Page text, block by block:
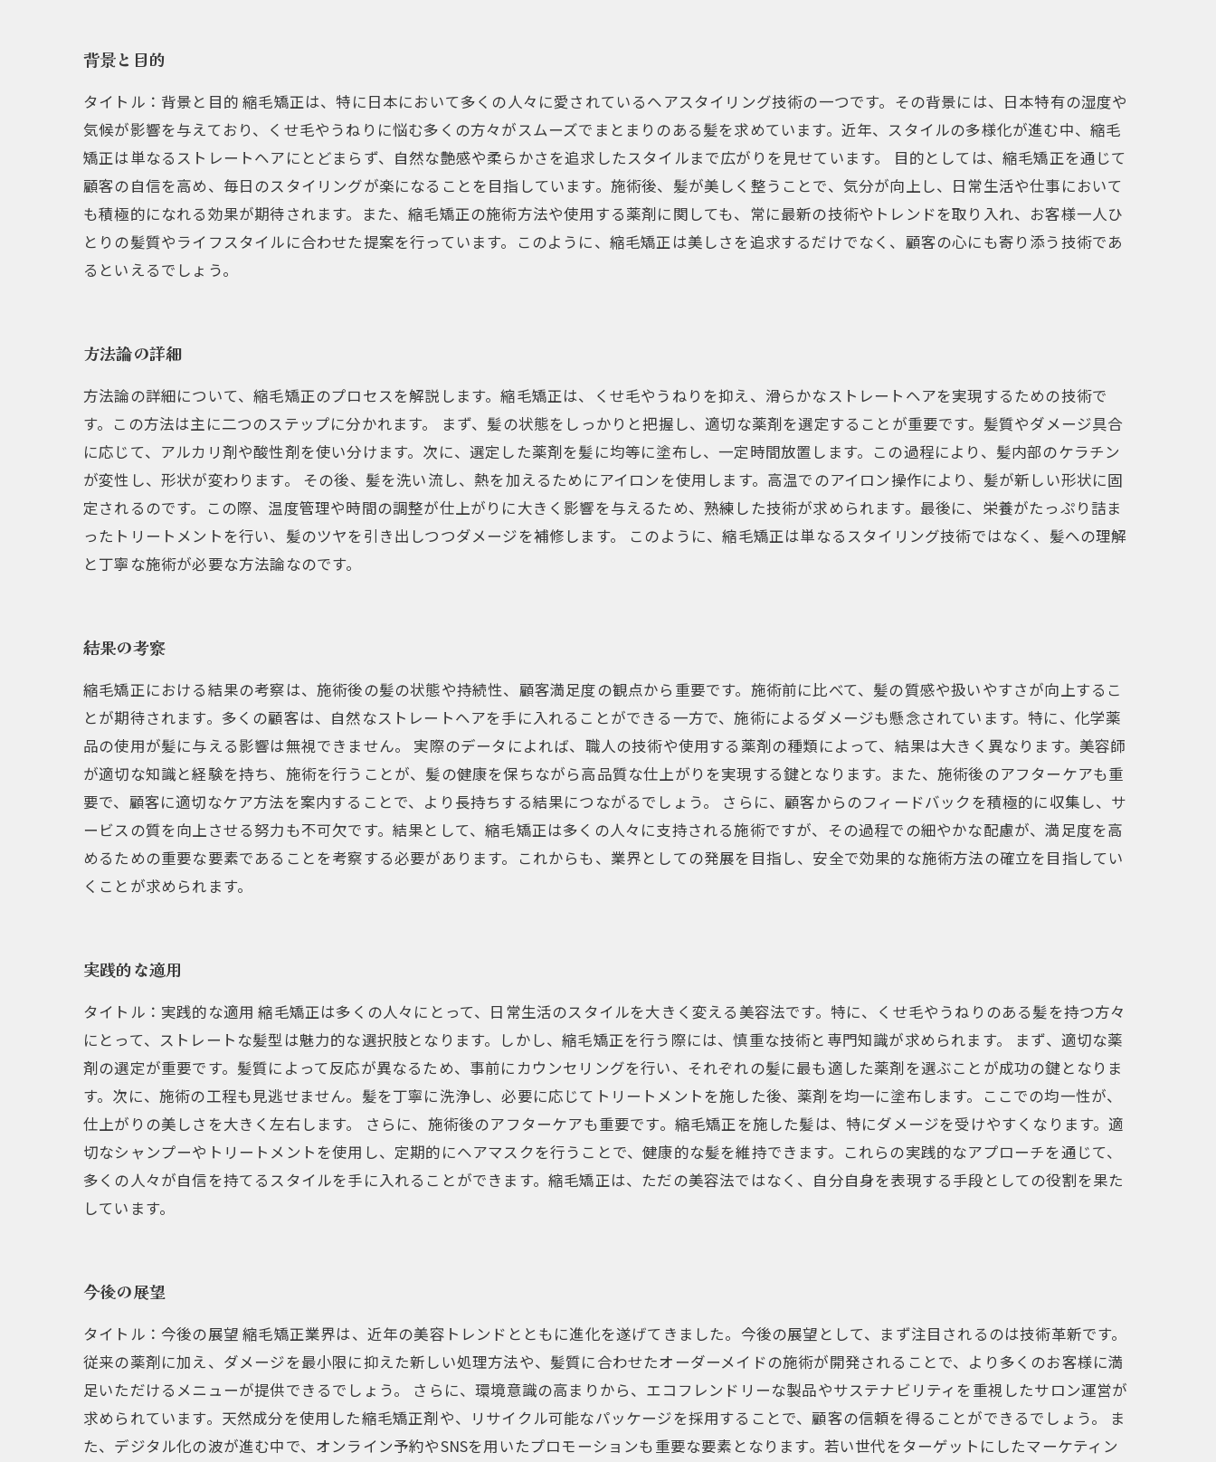
背景と目的
タイトル：背景と目的 縮毛矯正は、特に日本において多くの人々に愛されているヘアスタイリング技術の一つです。その背景には、日本特有の湿度や
気候が影響を与えており、くせ毛やうねりに悩む多くの方々がスムーズでまとまりのある髪を求めています。近年、スタイルの多様化が進む中、縮毛
矯正は単なるストレートヘアにとどまらず、自然な艶感や柔らかさを追求したスタイルまで広がりを見せています。 目的としては、縮毛矯正を通じて
顧客の自信を高め、毎日のスタイリングが楽になることを目指しています。施術後、髪が美しく整うことで、気分が向上し、日常生活や仕事において
も積極的になれる効果が期待されます。また、縮毛矯正の施術方法や使用する薬剤に関しても、常に最新の技術やトレンドを取り入れ、お客様一人ひ
とりの髪質やライフスタイルに合わせた提案を行っています。このように、縮毛矯正は美しさを追求するだけでなく、顧客の心にも寄り添う技術であ
るといえるでしょう。
方法論の詳細
方法論の詳細について、縮毛矯正のプロセスを解説します。縮毛矯正は、くせ毛やうねりを抑え、滑らかなストレートヘアを実現するための技術で
す。この方法は主に二つのステップに分かれます。 まず、髪の状態をしっかりと把握し、適切な薬剤を選定することが重要です。髪質やダメージ具合
に応じて、アルカリ剤や酸性剤を使い分けます。次に、選定した薬剤を髪に均等に塗布し、一定時間放置します。この過程により、髪内部のケラチン
が変性し、形状が変わります。 その後、髪を洗い流し、熱を加えるためにアイロンを使用します。高温でのアイロン操作により、髪が新しい形状に固
定されるのです。この際、温度管理や時間の調整が仕上がりに大きく影響を与えるため、熟練した技術が求められます。最後に、栄養がたっぷり詰ま
ったトリートメントを行い、髪のツヤを引き出しつつダメージを補修します。 このように、縮毛矯正は単なるスタイリング技術ではなく、髪への理解
と丁寧な施術が必要な方法論なのです。
結果の考察
縮毛矯正における結果の考察は、施術後の髪の状態や持続性、顧客満足度の観点から重要です。施術前に比べて、髪の質感や扱いやすさが向上するこ
とが期待されます。多くの顧客は、自然なストレートヘアを手に入れることができる一方で、施術によるダメージも懸念されています。特に、化学薬
品の使用が髪に与える影響は無視できません。 実際のデータによれば、職人の技術や使用する薬剤の種類によって、結果は大きく異なります。美容師
が適切な知識と経験を持ち、施術を行うことが、髪の健康を保ちながら高品質な仕上がりを実現する鍵となります。また、施術後のアフターケアも重
要で、顧客に適切なケア方法を案内することで、より長持ちする結果につながるでしょう。 さらに、顧客からのフィードバックを積極的に収集し、サ
ービスの質を向上させる努力も不可欠です。結果として、縮毛矯正は多くの人々に支持される施術ですが、その過程での細やかな配慮が、満足度を高
めるための重要な要素であることを考察する必要があります。これからも、業界としての発展を目指し、安全で効果的な施術方法の確立を目指してい
くことが求められます。
実践的な適用
タイトル：実践的な適用 縮毛矯正は多くの人々にとって、日常生活のスタイルを大きく変える美容法です。特に、くせ毛やうねりのある髪を持つ方々
にとって、ストレートな髪型は魅力的な選択肢となります。しかし、縮毛矯正を行う際には、慎重な技術と専門知識が求められます。 まず、適切な薬
剤の選定が重要です。髪質によって反応が異なるため、事前にカウンセリングを行い、それぞれの髪に最も適した薬剤を選ぶことが成功の鍵となりま
す。次に、施術の工程も見逃せません。髪を丁寧に洗浄し、必要に応じてトリートメントを施した後、薬剤を均一に塗布します。ここでの均一性が、
仕上がりの美しさを大きく左右します。 さらに、施術後のアフターケアも重要です。縮毛矯正を施した髪は、特にダメージを受けやすくなります。適
切なシャンプーやトリートメントを使用し、定期的にヘアマスクを行うことで、健康的な髪を維持できます。これらの実践的なアプローチを通じて、
多くの人々が自信を持てるスタイルを手に入れることができます。縮毛矯正は、ただの美容法ではなく、自分自身を表現する手段としての役割を果た
しています。
今後の展望
タイトル：今後の展望 縮毛矯正業界は、近年の美容トレンドとともに進化を遂げてきました。今後の展望として、まず注目されるのは技術革新です。
従来の薬剤に加え、ダメージを最小限に抑えた新しい処理方法や、髪質に合わせたオーダーメイドの施術が開発されることで、より多くのお客様に満
足いただけるメニューが提供できるでしょう。 さらに、環境意識の高まりから、エコフレンドリーな製品やサステナビリティを重視したサロン運営が
求められています。天然成分を使用した縮毛矯正剤や、リサイクル可能なパッケージを採用することで、顧客の信頼を得ることができるでしょう。 ま
た、デジタル化の波が進む中で、オンライン予約やSNSを用いたプロモーションも重要な要素となります。若い世代をターゲットにしたマーケティン